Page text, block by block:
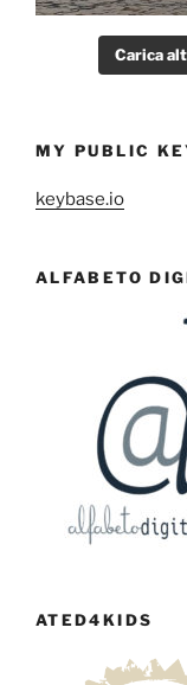
Carica
MY PUBLIC
keybase.io
ALFABETO
ATED4KIDS